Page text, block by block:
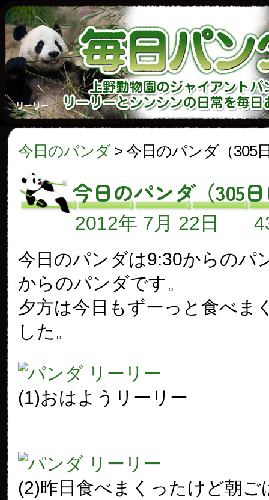
今日のパンダ> 今日のパンダ（305
今日のパンダ（305
2012年 7月 22日
今日のパンダは9:30からのパ
からのパンダです。
夕方は今日もずーっと食べま
した。
(1)おはようリーリー
(2)昨日食べまくったけど朝ご